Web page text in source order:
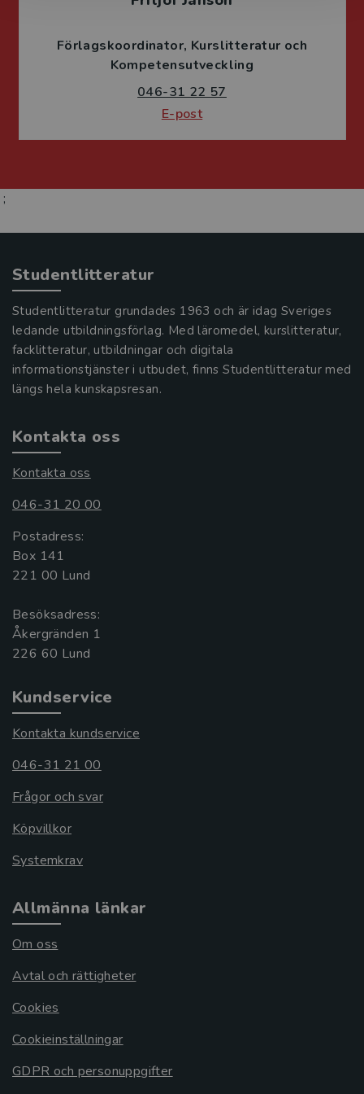
Förlagskoordinator Kurslitteratur och
Kompetensutveckling
046-31 22 57
E-post
;
Studentlitteratur
Studentlitteratur grundades 1963 och är idag Sveriges
ledande utbildningsförlag. Med läromedel, kurslitteratur,
facklitteratur, utbildningar och digitala
informationstjänster i utbudet, finns Studentlitteratur med
längs hela kunskapsresan.
Kontakta oss
Kontakta oss
046-31 20 00
Postadress:
Box 141
221 00 Lund
Besöksadress:
Åkergränden 1
Kundservice
Kontakta kundservice
046-31 21 00
Frågor och svar
Köpvillkor
Systemkrav
Allmänna länkar
Om oss
Avtal och rättigheter
Cookies
Cookieinställningar
GDPR och personuppgifter